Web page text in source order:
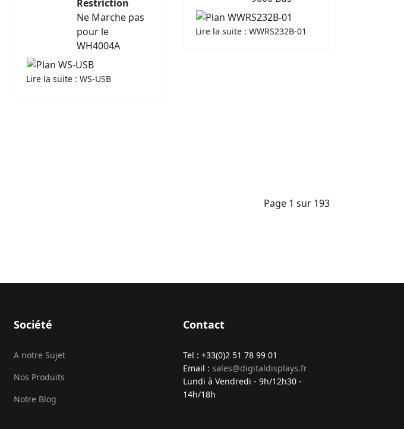
Restriction
Ne Marche pas
pour le
WH4004A
Lire la suite : WS-USB
Lire la suite : WWRS232B-01
Page 1 sur 193
Société
A notre Sujet
Nos Produits
Notre Blog
Contact
Tel : +33(0)2 51 78 99 01
Email : sales@digitaldisplays.fr
Lundi à Vendredi - 9h/12h30 -
14h/18h